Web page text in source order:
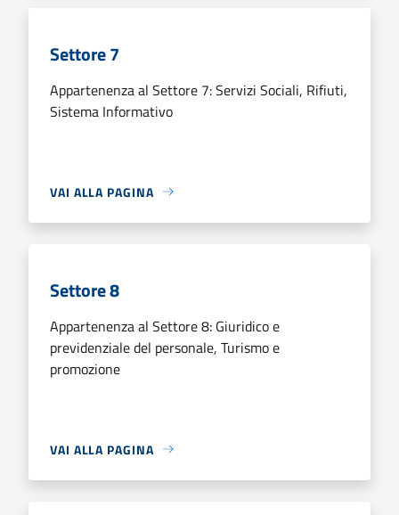
Settore 7
Appartenenza al Settore 7: Servizi Sociali, Rifiuti,
Sistema Informativo
VAI ALLA PAGINA
Settore 8
Appartenenza al Settore 8: Giuridico e
previdenziale del personale, Turismo e
promozione
VAI ALLA PAGINA